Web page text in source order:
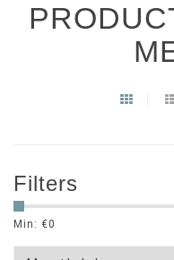
Filters
Min: €0